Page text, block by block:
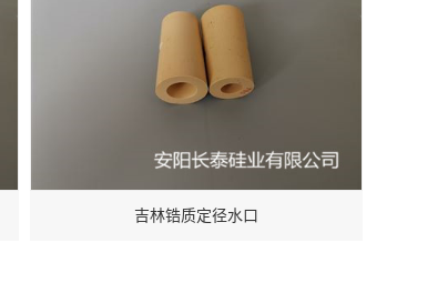
吉林锆质定径水口